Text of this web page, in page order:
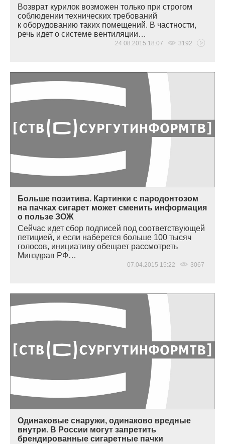
Возврат курилок возможен только при строгом
соблюдении технических требований
к оборудованию таких помещений. В частности,
речь идет о системе вентиляции…
24.08.2015 18:07 3192
Больше позитива. Картинки с пародонтозом
на пачках сигарет может сменить информация
о пользе ЗОЖ
Сейчас идет сбор подписей под соответствующей
петицией, и если наберется больше 100 тысяч
голосов, инициативу обещает рассмотреть
Минздрав РФ…
07.04.2015 15:22 3067
Одинаковые снаружи, одинаково вредные
внутри. В России могут запретить
брендированные сигаретные пачки